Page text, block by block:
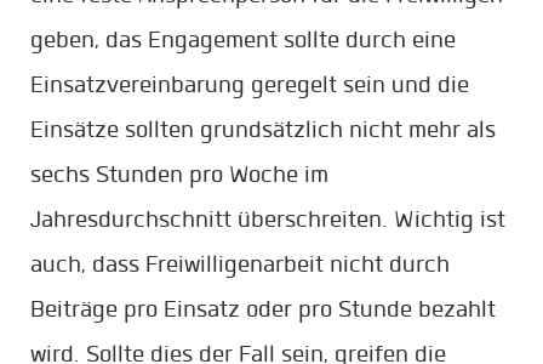
geben, das Engagement sollte durch eine
Einsatzvereinbarung geregelt sein und die
Einsätze sollten grundsätzlich nicht mehr als
sechs Stunden pro Woche im
Jahresdurchschnitt überschreiten. Wichtig ist
auch, dass Freiwilligenarbeit nicht durch
Beiträge pro Einsatz oder pro Stunde bezahlt
wird. Sollte dies der Fall sein, greifen die